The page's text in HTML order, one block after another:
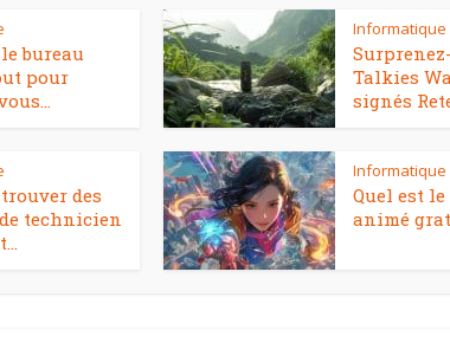
bureau
pour
Informatique
Talkies
signés
des
technicien
Informatique
Quel est
animé